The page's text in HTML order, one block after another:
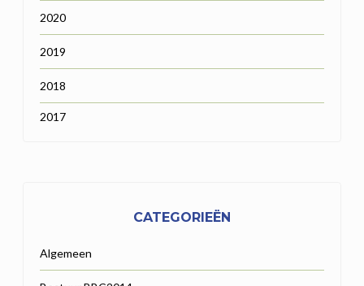
2020
2019
2018
2017
CATEGORIEËN
Algemeen